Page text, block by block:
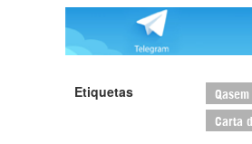
Etiquetas
Carta